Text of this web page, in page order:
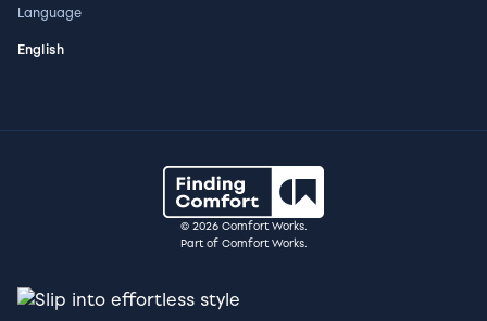
Language
English
© 2026 Comfort Works.
Part of Comfort Works.